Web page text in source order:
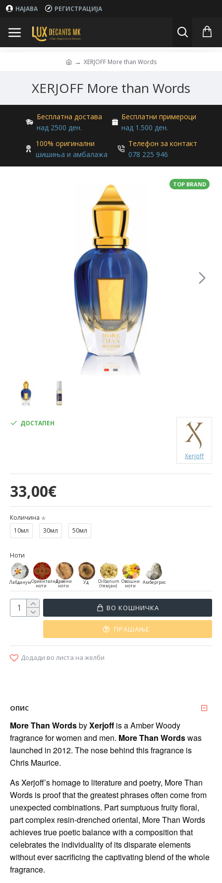
НАЈАВА РЕГИСТРАЦИЈА
XERJOFF More than Words
XERJOFF More than Words
Бесплатна достава
над 2500 ден.
Бесплатни примероци
над 1.500 ден.
100% оригинални
шишиња и амбалажа
Телефон за контакт
078 225 946
TOP BRAND
33,00€
ДОСТАПЕН
Xerjoff
Количина
10мл
30мл 50мл
Ноти
ЛабданумОриентални
ноти
Дрвени
ноти
Уд Oilbanum
(темјан)
Овошни
ноти
Амбергрис
ВО КОШНИЧКА
ПРАШАЊЕ
Додади во листа на желби
ОПИС
More Than WordsbyXerjoff is a Amber Woody
fragrance for women and men. More Than Wordswas
launched in 2012. The nose behind this fragrance is
Chris Maurice.
As Xerjoff’s homage to literature and poetry, More Than
Words is proof that the greatest phrases often come from
unexpected combinations. Part sumptuous fruity floral,
part complex resin-drenched oriental, More Than Words
achieves true poetic balance with a composition that
celebrates the individuality of its disparate elements
without ever sacrificing the captivating blend of the whole
fragrance.